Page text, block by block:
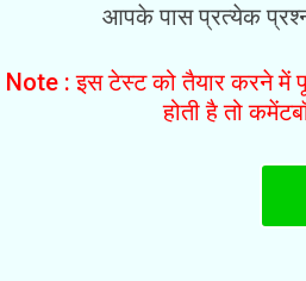
आपके पास प्रत्येक
Note : इस टेस्ट को तैयार करने में
होती है तो